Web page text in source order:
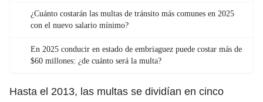
¿Cuánto costarán las multas de tránsito más comunes en 2025
con el nuevo salario mínimo?
En 2025 conducir en estado de embriaguez puede costar más de
$60 millones: ¿de cuánto será la multa?
Hasta el 2013, las multas se dividían en cinco